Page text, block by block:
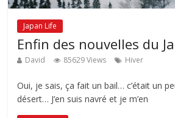
Japan Life
Enfin des nouvelles du
David 85629 Views Hiver
Oui, je sais, ça fait un bail… c’était un
désert… J’en suis navré et je m’en